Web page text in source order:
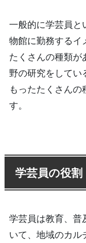
一般的に学芸員と
物館に勤務するイ
たくさんの種類が
野の研究をしてい
もったたくさんの
す。
学芸員の役割
学芸員は教育、普
いて、地域のカル